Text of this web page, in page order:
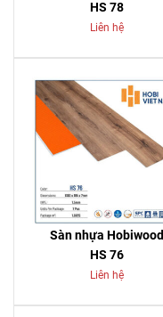
HS 78
Liên hệ
Sàn nhựa Hobiwood
HS 76
Liên hệ